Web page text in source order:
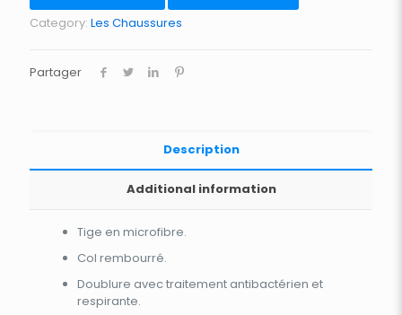
Category: Les Chaussures
Partager
Description
Additional information
Tige en microfibre.
Col rembourré.
Doublure avec traitement antibactérien et
respirante.